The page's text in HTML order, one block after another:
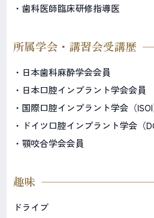
・歯科医師臨床研修指導医
所属学会・講習会受講歴
・日本歯科麻酔学会会員
・日本口腔インプラント学会会員
・国際口腔インプラント学会（
・ドイツ口腔インプラント学会（
・顎咬合学会会員
趣味
ドライブ